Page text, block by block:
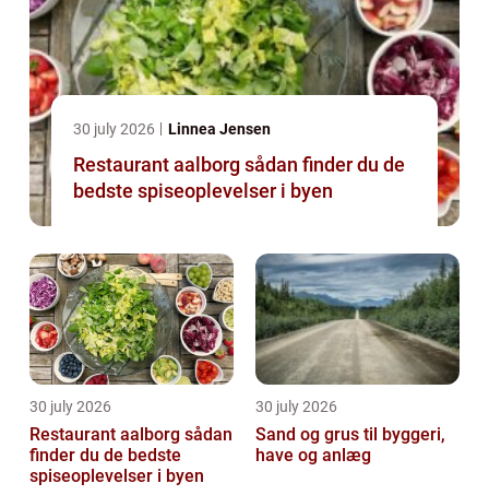
30 july 2026 Linnea Jensen
Restaurant aalborg sådan finder du de
bedste spiseoplevelser i byen
30 july 2026
Restaurant aalborg sådan
finder du de bedste
spiseoplevelser i byen
30 july 2026
Sand og grus til byggeri,
have og anlæg